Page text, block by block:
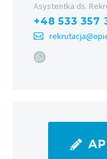
Asystentka ds.
+48 533 357